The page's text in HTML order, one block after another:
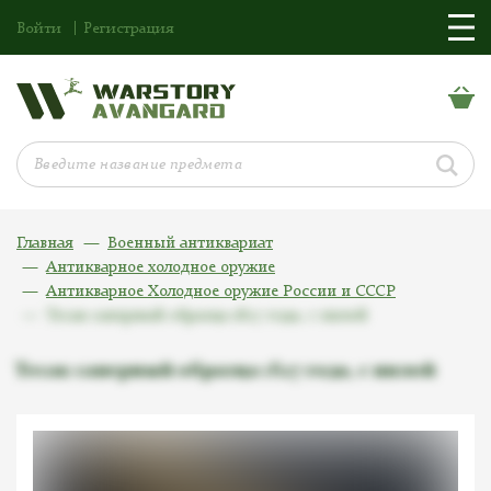
Войти Регистрация
Главная
Военный антиквариат
Антикварное холодное оружие
Антикварное Холодное оружие России и СССР
Тесак саперный образца 1827 года, с пилой